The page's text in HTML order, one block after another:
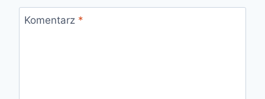
Komentarz *